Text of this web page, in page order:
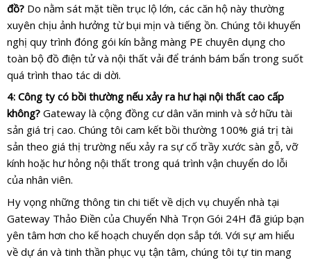
đồ? Do nằm sát mặt tiền trục lộ lớn, các căn hộ này thường
xuyên chịu ảnh hưởng từ bụi mịn và tiếng ồn. Chúng tôi khuyến
nghị quy trình đóng gói kín bằng màng PE chuyên dụng cho
toàn bộ đồ điện tử và nội thất vải để tránh bám bẩn trong suốt
quá trình thao tác di dời.
4: Công ty có bồi thường nếu xảy ra hư hại nội thất cao cấp
không? Gateway là cộng đồng cư dân văn minh và sở hữu tài
sản giá trị cao. Chúng tôi cam kết bồi thường 100% giá trị tài
sản theo giá thị trường nếu xảy ra sự cố trầy xước sàn gỗ, vỡ
kính hoặc hư hỏng nội thất trong quá trình vận chuyển do lỗi
của nhân viên.
Hy vọng những thông tin chi tiết về dịch vụ chuyển nhà tại
Gateway Thảo Điền của Chuyển Nhà Trọn Gói 24H đã giúp bạn
yên tâm hơn cho kế hoạch chuyển dọn sắp tới. Với sự am hiểu
về dự án và tinh thần phục vụ tận tâm, chúng tôi tự tin mang